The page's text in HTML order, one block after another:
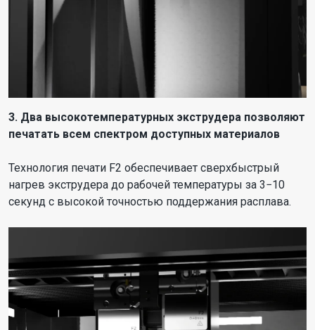
3. Два высокотемпературных экструдера позволяют
печатать всем спектром доступных материалов
Технология печати F2 обеспечивает сверхбыстрый
нагрев экструдера до рабочей температуры за 3−10
секунд с высокой точностью поддержания расплава.